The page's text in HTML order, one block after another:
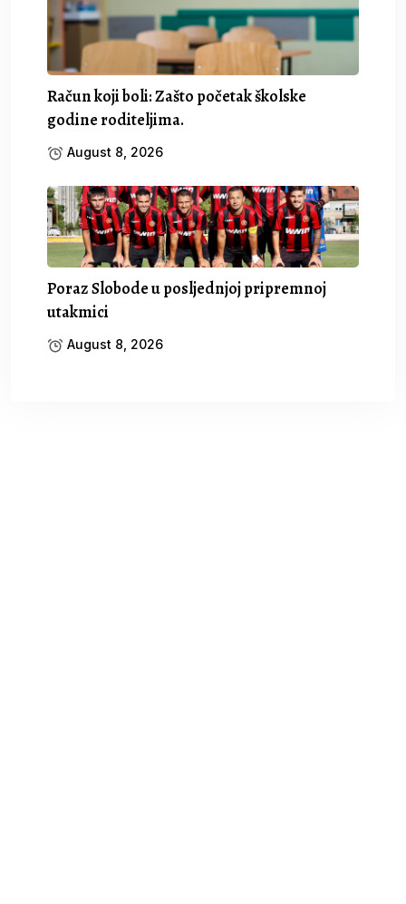
Račun koji boli: Zašto početak školske
godine roditeljima.
August 8, 2026
Poraz Slobode u posljednjoj pripremnoj
utakmici
August 8, 2026